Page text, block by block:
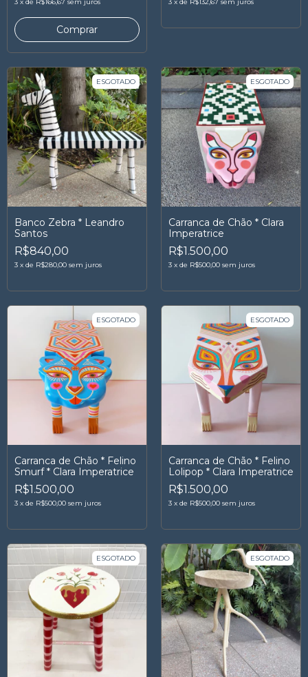
ESGOTADO
Banco Zebra * Leandro
Santos
R$840,00
3 x de R$280,00 sem juros
ESGOTADO
Carranca de Chão * Clara
Imperatrice
R$1.500,00
3 x de R$500,00 sem juros
ESGOTADO
Carranca de Chão * Felino
Smurf * Clara Imperatrice
R$1.500,00
3 x de R$500,00 sem juros
ESGOTADO
Carranca de Chão * Felino
Lolipop * Clara Imperatrice
R$1.500,00
3 x de R$500,00 sem juros
ESGOTADO ESGOTADO